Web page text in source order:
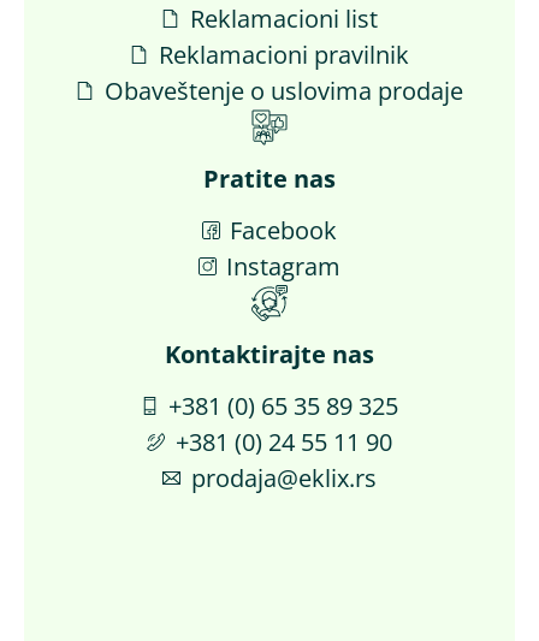
Reklamacioni list
Reklamacioni pravilnik
Obaveštenje o uslovima prodaje
Pratite nas
Facebook
Instagram
Kontaktirajte nas​
+381 (0) 65 35 89 325
+381 (0) 24 55 11 90
prodaja@eklix.rs